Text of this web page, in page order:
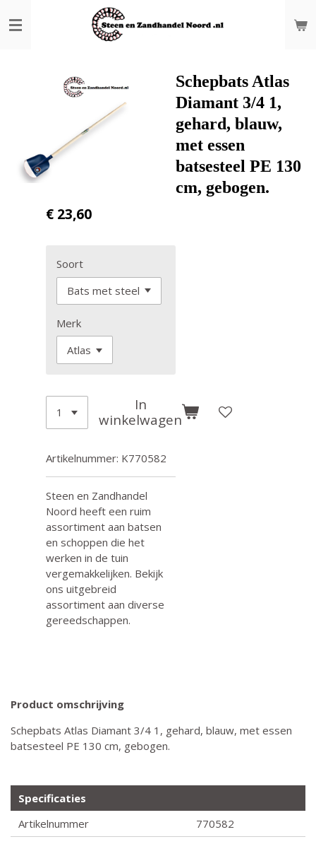
direct
hoofdinhoud
Schepbats Atlas
Diamant 3/4 1,
gehard, blauw,
met essen
batsesteel PE 130
cm, gebogen.
€ 23,60
Soort
Merk
In
winkelwagen
Artikelnummer: K770582
Steen en Zandhandel
Noord heeft een ruim
assortiment aan batsen
en schoppen die het
werken in de tuin
vergemakkelijken. Bekijk
ons uitgebreid
assortiment aan diverse
gereedschappen.
Product omschrijving
Schepbats Atlas Diamant 3/4 1, gehard, blauw, met essen
batsesteel PE 130 cm, gebogen.
Specificaties
Artikelnummer
770582